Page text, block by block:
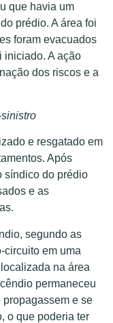
que havia um
prédio. A área foi
foram evacuados
iniciado. A ação
dos riscos e a
e resgatado em
Após
síndico do prédio
e as
segundo as
circuito em uma
na área
permaneceu
e se
o que poderia ter